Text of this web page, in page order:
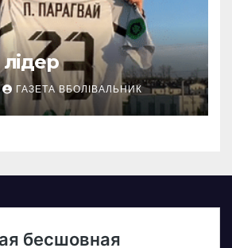
ГАЗЕТА ВБОЛІВАЛЬНИК